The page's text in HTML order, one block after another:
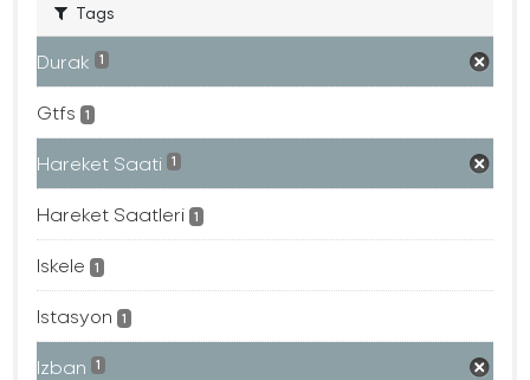
Tags
Durak 1
Gtfs 1
Hareket Saati 1
Hareket Saatleri 1
Iskele 1
Istasyon 1
Izban 1